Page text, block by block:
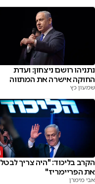
נתניהו רושם ניצחון: ועדת
החוקה אישרה את המתווה
שמעון כץ
הקרב בליכוד: "היה צריך לבטל
את הפריימריז"
אבי מימרן